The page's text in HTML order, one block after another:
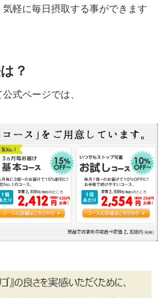
軽に毎日摂取する事ができます
？
式ページでは、